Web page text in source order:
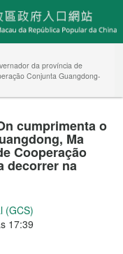
da província de
Conjunta Guangdong-
cumprimenta o
Ma
Cooperação
decorrer na
(GCS)
17:39